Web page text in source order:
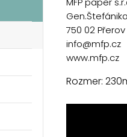
750 02 Přerov
info@mfp.cz
www.mfp.cz
Rozmer: